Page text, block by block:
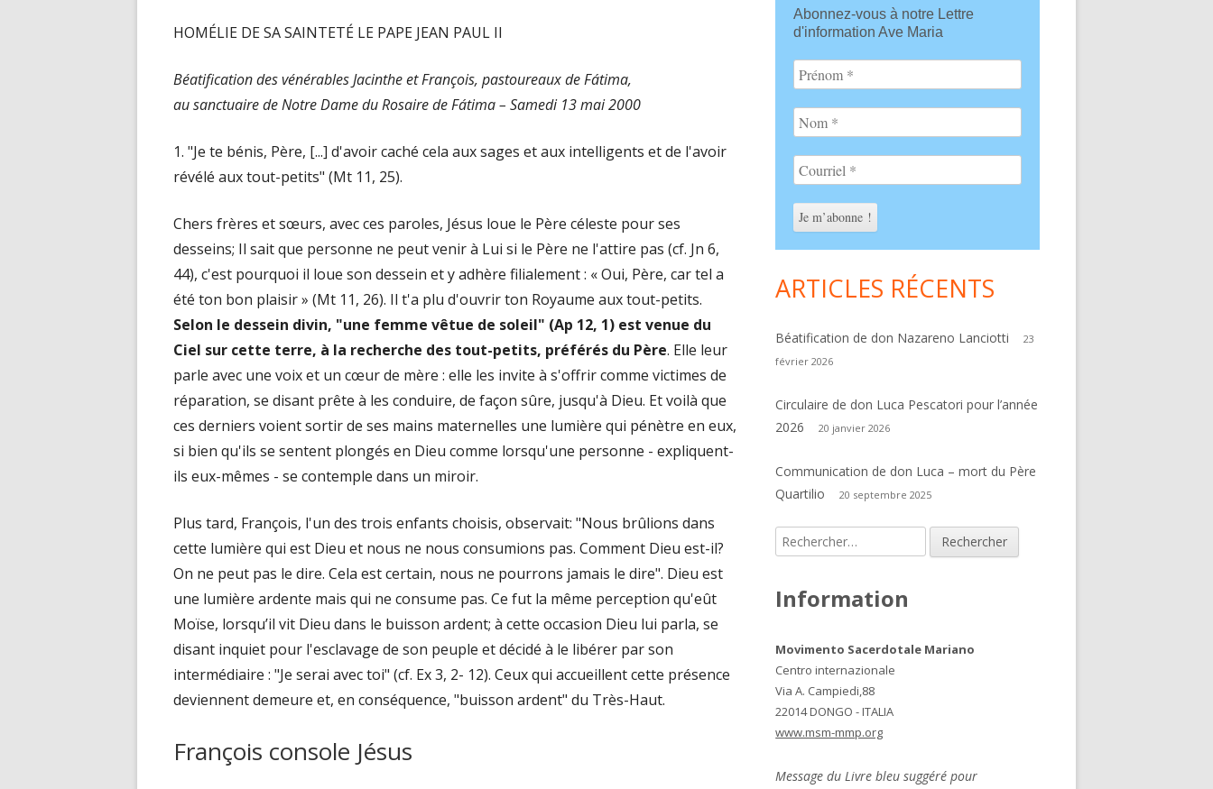
HOMÉLIE DE SA SAINTETÉ LE PAPE JEAN PAUL II
Béatification des vénérables Jacinthe et François, pastoureaux de Fátima,
au sanctuaire de Notre Dame du Rosaire de Fátima – Samedi 13 mai 2000
1. "Je te bénis, Père, [...] d'avoir caché cela aux sages et aux intelligents et de l'avoir
révélé aux tout-petits" (Mt 11, 25).
Chers frères et sœurs, avec ces paroles, Jésus loue le Père céleste pour ses
desseins; Il sait que personne ne peut venir à Lui si le Père ne l'attire pas (cf. Jn 6,
44), c'est pourquoi il loue son dessein et y adhère filialement : « Oui, Père, car tel a
été ton bon plaisir » (Mt 11, 26). Il t'a plu d'ouvrir ton Royaume aux tout-petits.
Selon le dessein divin, "une femme vêtue de soleil" (Ap 12, 1) est venue du
Ciel sur cette terre, à la recherche des tout-petits, préférés du Père. Elle leur
parle avec une voix et un cœur de mère : elle les invite à s'offrir comme victimes de
réparation, se disant prête à les conduire, de façon sûre, jusqu'à Dieu. Et voilà que
ces derniers voient sortir de ses mains maternelles une lumière qui pénètre en eux,
si bien qu'ils se sentent plongés en Dieu comme lorsqu'une personne - expliquent-
ils eux-mêmes - se contemple dans un miroir.
Plus tard, François, l'un des trois enfants choisis, observait: "Nous brûlions dans
cette lumière qui est Dieu et nous ne nous consumions pas. Comment Dieu est-il?
On ne peut pas le dire. Cela est certain, nous ne pourrons jamais le dire". Dieu est
une lumière ardente mais qui ne consume pas. Ce fut la même perception qu'eût
Moïse, lorsqu’il vit Dieu dans le buisson ardent; à cette occasion Dieu lui parla, se
disant inquiet pour l'esclavage de son peuple et décidé à le libérer par son
intermédiaire : "Je serai avec toi" (cf. Ex 3, 2- 12). Ceux qui accueillent cette présence
deviennent demeure et, en conséquence, "buisson ardent" du Très-Haut.
François console Jésus
Sidebar
Abonnez-vous à notre Lettre
d'information Ave Maria
ARTICLES RÉCENTS
Béatification de don Nazareno Lanciotti
23
février 2026
Circulaire de don Luca Pescatori pour l’année
2026
20 janvier 2026
Communication de don Luca – mort du Père
Quartilio
20 septembre 2025
Rechercher :
Information
Movimento Sacerdotale Mariano
Centro internazionale
Via A. Campiedi,88
22014 DONGO - ITALIA
www.msm-mmp.org
Message du Livre bleu suggéré pour